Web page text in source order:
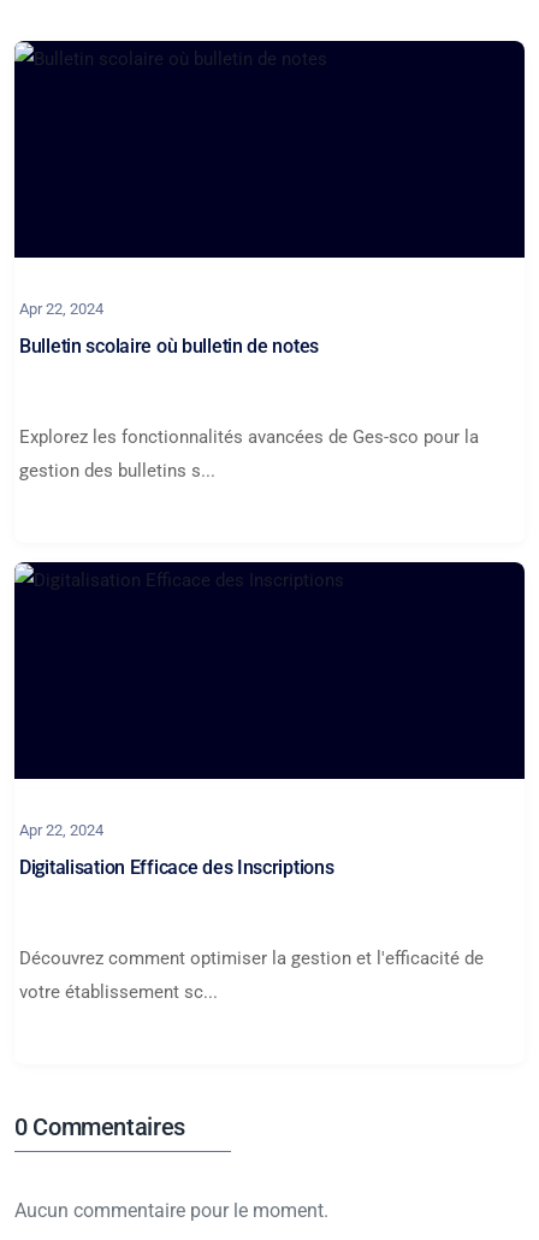
Apr 22, 2024
Bulletin scolaire où bulletin de notes
Explorez les fonctionnalités avancées de Ges-sco pour la
gestion des bulletins s...
Apr 22, 2024
Digitalisation Efficace des Inscriptions
Découvrez comment optimiser la gestion et l'efficacité de
votre établissement sc...
0Commentaires
Aucun commentaire pour le moment.